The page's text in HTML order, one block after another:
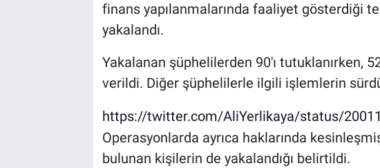
finans yapılanmalarında faaliyet gösterdiği
yakalandı.
Yakalanan şüphelilerden 90'ı tutuklanırken,
verildi. Diğer şüphelilerle ilgili işlemlerin
https://twitter.com/AliYerlikaya/status/
Operasyonlarda ayrıca haklarında
bulunan kişilerin de yakalandığı belirtildi.